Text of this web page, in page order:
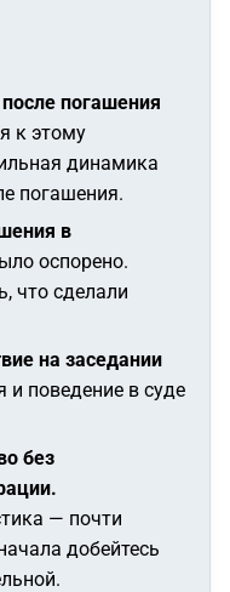
погашения
к этому
динамика
погашения.
в
оспорено.
что сделали
на заседании
поведение в суде
без
— почти
добейтесь